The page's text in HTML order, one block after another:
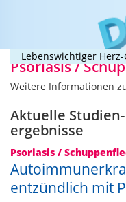
Herz-
Psoriasis /
Weitere Informationen
Aktuelle
ergebnisse
Psoriasis /
entzündlich mit